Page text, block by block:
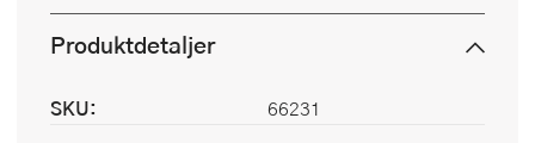
Produktdetaljer
SKU:
66231